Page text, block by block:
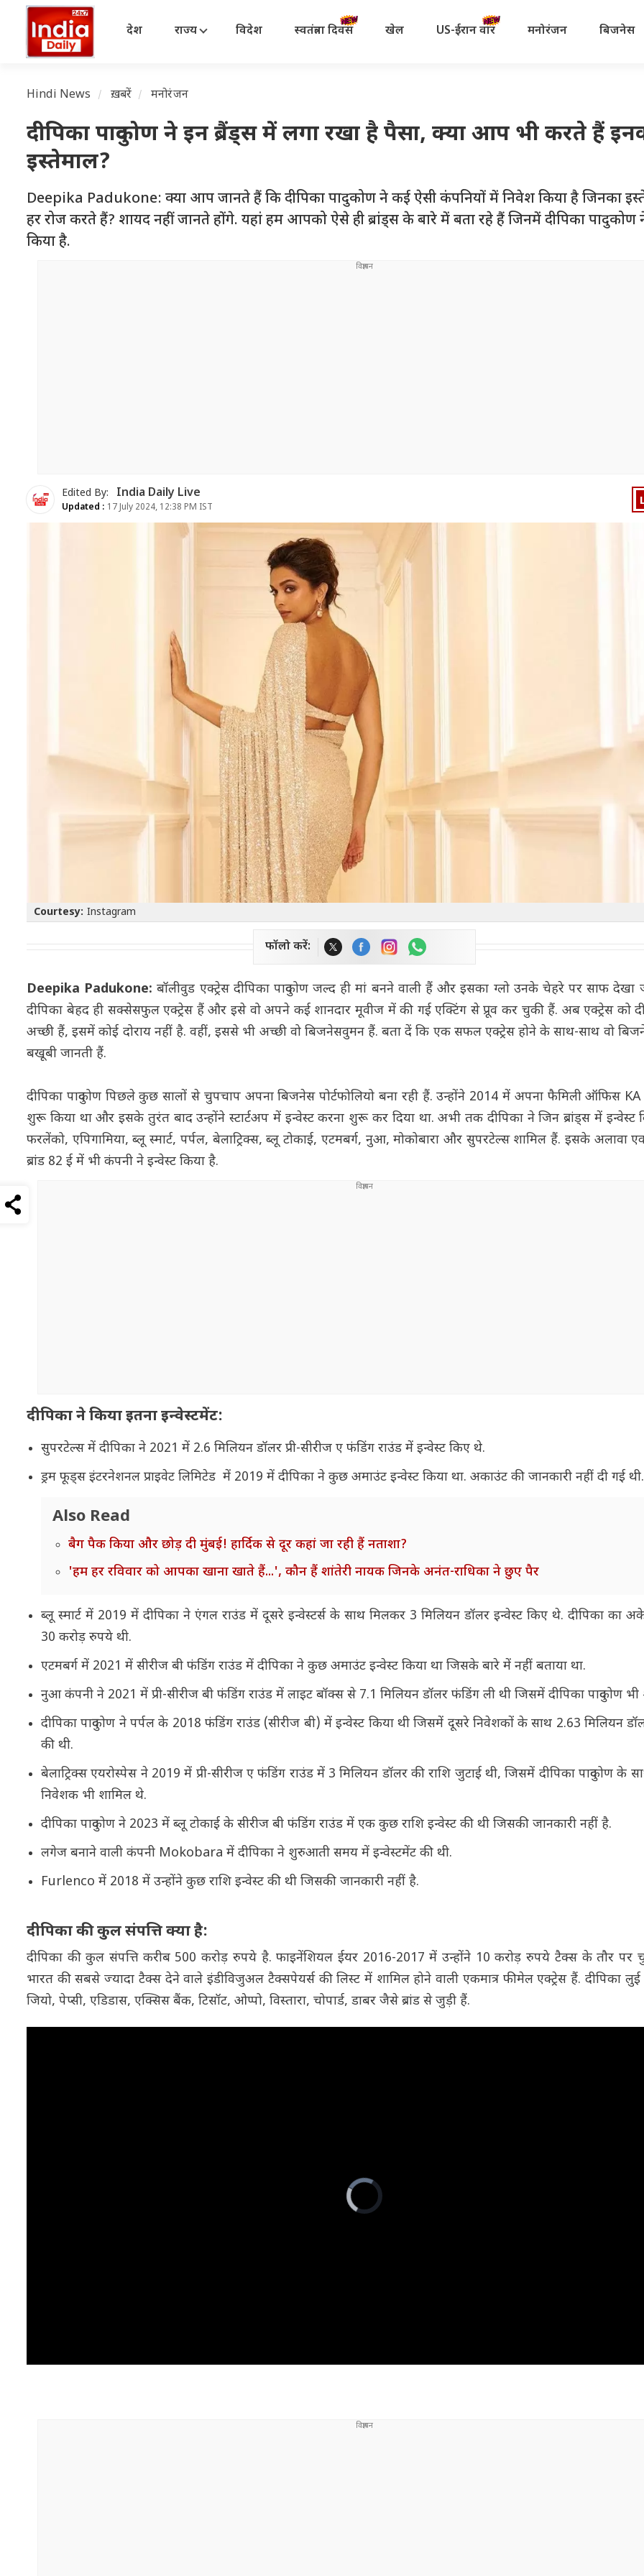
देश राज्य विदेश स्वतंत्रता दिवस खेल US-ईरान वॉर मनोरंजन बिजनेस
Hindi News ख़बरें मनोरंजन
दीपिका पादुकोण ने इन ब्रैंड्स में लगा रखा है पैसा, क्या आप भी करते हैं
इस्तेमाल?
Deepika Padukone: क्या आप जानते हैं कि दीपिका पादुकोण ने कई ऐसी कंपनियों में निवेश किया है जिनका
हर रोज करते हैं? शायद नहीं जानते होंगे. यहां हम आपको ऐसे ही ब्रांड्स के बारे में बता रहे हैं जिनमें दीपिका पादुकोण
किया है.
Edited By: India Daily Live
Updated : 17 July 2024, 12:38 PM IST
Courtesy: Instagram
फॉलो करें:
Deepika Padukone:बॉलीवुड एक्ट्रेस दीपिका पादुकोण जल्द ही मां बनने वाली हैं और इसका ग्लो उनके चेहरे पर साफ देखा
दीपिका बेहद ही सक्सेसफुल एक्ट्रेस हैं और इसे वो अपने कई शानदार मूवीज में की गई एक्टिंग से प्रूव कर चुकी हैं. अब एक्ट्रेस को
अच्छी हैं, इसमें कोई दोराय नहीं है. वहीं, इससे भी अच्छी वो बिजनेसवुमन हैं. बता दें कि एक सफल एक्ट्रेस होने के साथ-साथ वो
बखूबी जानती हैं.
दीपिका पादुकोण पिछले कुछ सालों से चुपचाप अपना बिजनेस पोर्टफोलियो बना रही हैं. उन्होंने 2014 में अपना फैमिली ऑफिस KA
शुरू किया था और इसके तुरंत बाद उन्होंने स्टार्टअप में इन्वेस्ट करना शुरू कर दिया था. अभी तक दीपिका ने जिन ब्रांड्स में इन्वेस्ट
फरलेंको, एपिगामिया, ब्लू स्मार्ट, पर्पल, बेलाट्रिक्स, ब्लू टोकाई, एटमबर्ग, नुआ, मोकोबारा और सुपरटेल्स शामिल हैं. इसके अलावा
ब्रांड 82 ई में भी कंपनी ने इन्वेस्ट किया है.
दीपिका ने किया इतना इन्वेस्टमेंट:
सुपरटेल्स में दीपिका ने 2021 में 2.6 मिलियन डॉलर प्री-सीरीज ए फंडिंग राउंड में इन्वेस्ट किए थे.
ड्रम फूड्स इंटरनेशनल प्राइवेट लिमिटेड में 2019 में दीपिका ने कुछ अमाउंट इन्वेस्ट किया था. अकाउंट की जानकारी नहीं दी गई
Also Read
बैग पैक किया और छोड़ दी मुंबई! हार्दिक से दूर कहां जा रही हैं नताशा?
'हम हर रविवार को आपका खाना खाते हैं...', कौन हैं शांतेरी नायक जिनके अनंत-राधिका ने छुए पैर
ब्लू स्मार्ट में 2019 में दीपिका ने एंगल राउंड में दूसरे इन्वेस्टर्स के साथ मिलकर 3 मिलियन डॉलर इन्वेस्ट किए थे. दीपिका का
30 करोड़ रुपये थी.
एटमबर्ग में 2021 में सीरीज बी फंडिंग राउंड में दीपिका ने कुछ अमाउंट इन्वेस्ट किया था जिसके बारे में नहीं बताया था.
नुआ कंपनी ने 2021 में प्री-सीरीज बी फंडिंग राउंड में लाइट बॉक्स से 7.1 मिलियन डॉलर फंडिंग ली थी जिसमें दीपिका पादुकोण
दीपिका पादुकोण ने पर्पल के 2018 फंडिंग राउंड (सीरीज बी) में इन्वेस्ट किया थी जिसमें दूसरे निवेशकों के साथ 2.63 मिलियन
की थी.
बेलाट्रिक्स एयरोस्पेस ने 2019 में प्री-सीरीज ए फंडिंग राउंड में 3 मिलियन डॉलर की राशि जुटाई थी, जिसमें दीपिका पादुकोण के
निवेशक भी शामिल थे.
दीपिका पादुकोण ने 2023 में ब्लू टोकाई के सीरीज बी फंडिंग राउंड में एक कुछ राशि इन्वेस्ट की थी जिसकी जानकारी नहीं है.
लगेज बनाने वाली कंपनी Mokobara में दीपिका ने शुरुआती समय में इन्वेस्टमेंट की थी.
Furlenco में 2018 में उन्होंने कुछ राशि इन्वेस्ट की थी जिसकी जानकारी नहीं है.
दीपिका की कुल संपत्ति क्या है:
दीपिका की कुल संपत्ति करीब 500 करोड़ रुपये है. फाइनेंशियल ईयर 2016-2017 में उन्होंने 10 करोड़ रुपये टैक्स के तौर पर
भारत की सबसे ज्यादा टैक्स देने वाले इंडीविजुअल टैक्सपेयर्स की लिस्ट में शामिल होने वाली एकमात्र फीमेल एक्ट्रेस हैं. दीपिका
जियो, पेप्सी, एडिडास, एक्सिस बैंक, टिसॉट, ओप्पो, विस्तारा, चोपार्ड, डाबर जैसे ब्रांड से जुड़ी हैं.